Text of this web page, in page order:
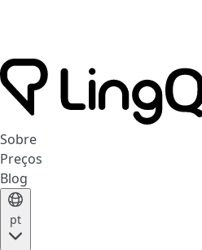
Sobre
Preços
Blog
pt